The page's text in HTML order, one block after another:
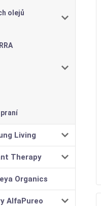
olejů
Living
Therapy
Organics
AlfaPureo